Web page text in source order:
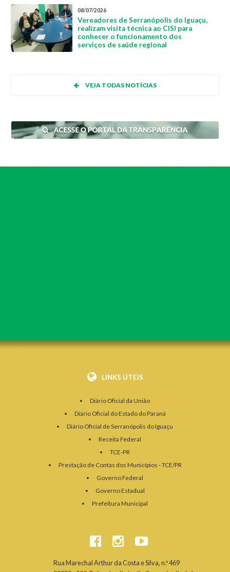
08/07/2026
Vereadores de Serranópolis do Iguaçu,
realizam visita técnica ao CISI para
conhecer o funcionamento dos
serviços de saúde regional
VEJA TODAS NOTÍCIAS
LINKS ÚTEIS
Diário Oficial da União
Diário Oficial do Estado do Paraná
Diário Oficial de Serranópolis do Iguaçu
Receita Federal
TCE-PR
Prestação de Contas dos Municípios - TCE/PR
Governo Federal
Governo Estadual
Prefeitura Municipal
Rua Marechal Arthur da Costa e Silva, n.º 469